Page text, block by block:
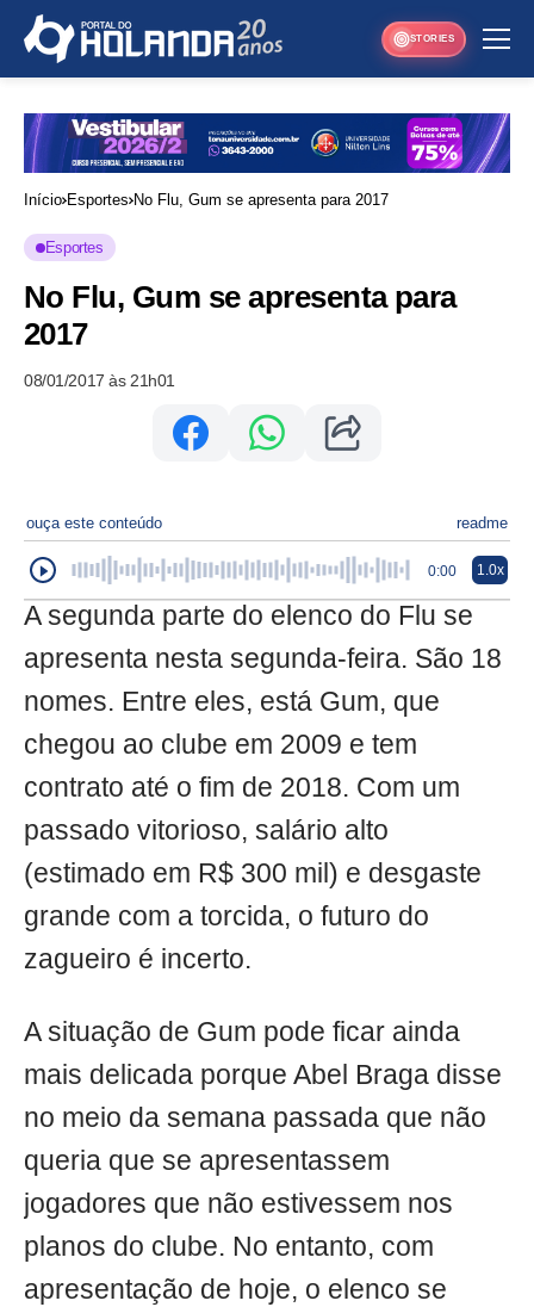
STORIES
Início Esportes No Flu, Gum se apresenta para 2017
Esportes
No Flu, Gum se apresenta para
2017
08/01/2017 às 21h01
ouça este conteúdo readme
0:00 1.0x
A segunda parte do elenco do Flu se
apresenta nesta segunda-feira. São 18
nomes. Entre eles, está Gum, que
chegou ao clube em 2009 e tem
contrato até o fim de 2018. Com um
passado vitorioso, salário alto
(estimado em R$ 300 mil) e desgaste
grande com a torcida, o futuro do
zagueiro é incerto.
A situação de Gum pode ficar ainda
mais delicada porque Abel Braga disse
no meio da semana passada que não
queria que se apresentassem
jogadores que não estivessem nos
planos do clube. No entanto, com
apresentação de hoje, o elenco se